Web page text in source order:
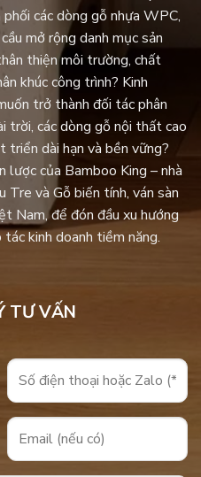
các dòng gỗ nhựa WPC,
mở rộng danh mục sản
thiện môi trường, chất
khúc công trình? Kinh
trở thành đối tác phân
trời, các dòng gỗ nội thất cao
triển dài hạn và bền vững?
lược của Bamboo King – nhà
Tre và Gỗ biến tính, ván sàn
Nam, để đón đầu xu hướng
kinh doanh tiềm năng.
TƯ VẤN